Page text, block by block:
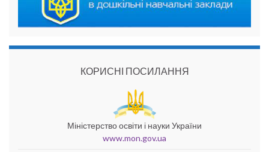
КОРИСНІ ПОСИЛАННЯ
Міністерство освіти і науки України
www.mon.gov.ua